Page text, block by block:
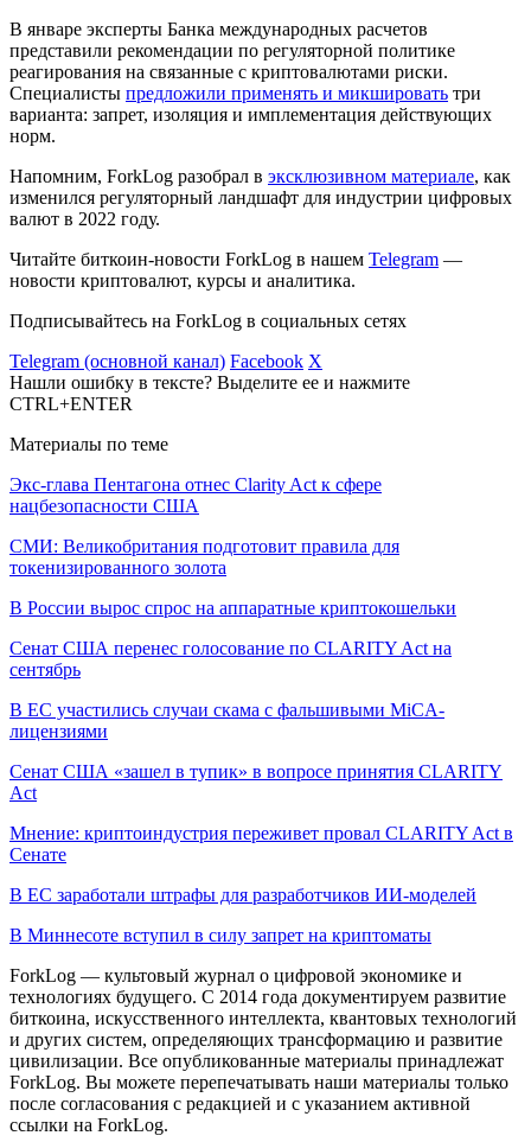
В январе эксперты Банка международных расчетов
представили рекомендации по регуляторной политике
реагирования на связанные с криптовалютами риски.
Специалисты предложили применять и микшировать три
варианта: запрет, изоляция и имплементация действующих
норм.
Напомним, ForkLog разобрал в эксклюзивном материале, как
изменился регуляторный ландшафт для индустрии цифровых
валют в 2022 году.
Читайте биткоин-новости ForkLog в нашем Telegram —
новости криптовалют, курсы и аналитика.
Подписывайтесь на ForkLog в социальных сетях
Telegram (основной канал) Facebook X
Нашли ошибку в тексте? Выделите ее и нажмите
CTRL+ENTER
Материалы по теме
Экс-глава Пентагона отнес Clarity Act к сфере
нацбезопасности США
СМИ: Великобритания подготовит правила для
токенизированного золота
В России вырос спрос на аппаратные криптокошельки
Сенат США перенес голосование по CLARITY Act на
сентябрь
В ЕС участились случаи скама с фальшивыми MiCA-
лицензиями
Сенат США «зашел в тупик» в вопросе принятия CLARITY
Act
Мнение: криптоиндустрия переживет провал CLARITY Act в
Сенате
В ЕС заработали штрафы для разработчиков ИИ-моделей
В Миннесоте вступил в силу запрет на криптоматы
ForkLog — культовый журнал о цифровой экономике и
технологиях будущего. С 2014 года документируем развитие
биткоина, искусственного интеллекта, квантовых технологий
и других систем, определяющих трансформацию и развитие
цивилизации. Все опубликованные материалы принадлежат
ForkLog. Вы можете перепечатывать наши материалы только
после согласования с редакцией и с указанием активной
ссылки на ForkLog.